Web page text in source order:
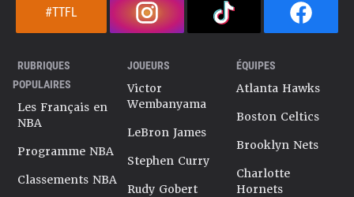
#TTFL
RUBRIQUES
POPULAIRES
Les Français en
NBA
Programme NBA
Classements NBA
JOUEURS
Victor
Wembanyama
LeBron James
Stephen Curry
Rudy Gobert
ÉQUIPES
Atlanta Hawks
Boston Celtics
Brooklyn Nets
Charlotte
Hornets